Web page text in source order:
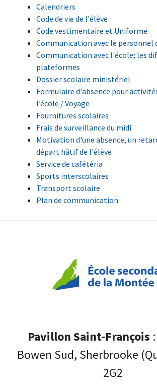
Calendriers
Code de vie de l'élève
Code vestimentaire et Uniforme
Communication avec le personnel
Communication avec l'école; les
plateformes
Dossier scolaire ministériel
Formulaire d'absence pour
l’école / Voyage
Fournitures scolaires
Frais de surveillance du midi
Motivation d'une absence, un
départ hâtif de l'élève
Service de cafétéria
Sports interscolaires
Transport scolaire
Plan de communication
Pavillon Saint-François
Bowen Sud, Sherbrooke
2G2